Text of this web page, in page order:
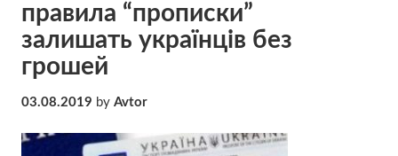
правила “прописки”
залишать українців без
грошей
03.08.2019 by Avtor